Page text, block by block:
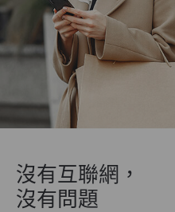
沒有互聯網，
沒有問題